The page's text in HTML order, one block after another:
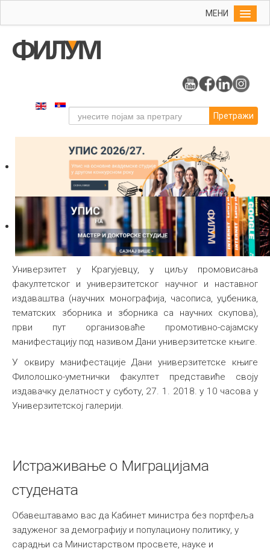
МЕНИ
Упис
Уметност
Студенти
Међународна
Претражи
Универзитет у Крагујевцу, у циљу промовисања
факултетског и универзитетског научног и наставног
издаваштва (научних монографија, часописа, уџбеника,
тематских зборника и зборника са научних скупова),
први пут организоваће промотивно-сајамску
манифестацију под називом Дани универзитетске књиге.
У оквиру манифестације Дани универзитетске књиге
Филолошко-уметнички факултет представиће своју
издавачку делатност у суботу, 27. 1. 2018. у 10 часова у
Универзитетској галерији.
Истраживање о Миграцијама
студената
Обавештавамо вас да Кабинет министра без портфеља
задуженог за демографију и популациону политику, у
сарадњи са Министарством просвете, науке и